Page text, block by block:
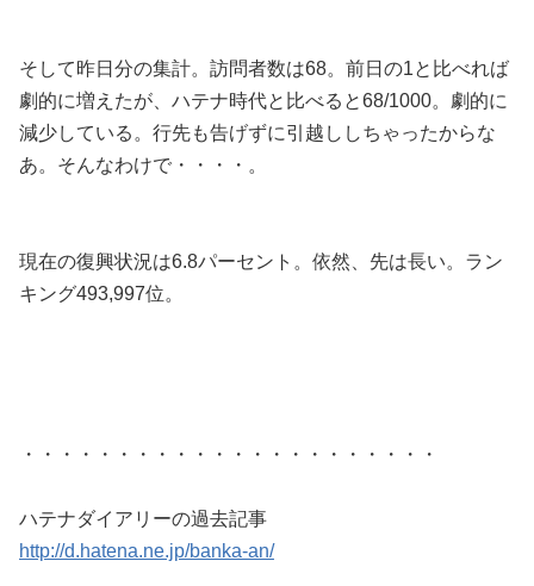
そして昨日分の集計。訪問者数は68。前日の1と比べれば
劇的に増えたが、ハテナ時代と比べると68/1000。劇的に
減少している。行先も告げずに引越ししちゃったからな
あ。そんなわけで・・・・。
現在の復興状況は6.8パーセント。依然、先は長い。ラン
キング493,997位。
・・・・・・・・・・・・・・・・・・・・・・
ハテナダイアリーの過去記事
http://d.hatena.ne.jp/banka-an/